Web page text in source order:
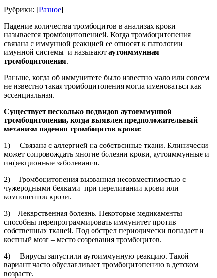
Рубрики: [Разное]
Падение количества тромбоцитов в анализах крови
называется тромбоцитопенией. Когда тромбоцитопения
связана с иммунной реакцией ее относят к патологии
имунной системы и называют аутоиммунная
тромбоцитопения.
Раньше, когда об иммунитете было известно мало или совсем
не известно такая тромбоцитопения могла именоваться как
эссенциальная.
Существует несколько подвидов аутоиммунной
тромбоцитопении, когда выявлен предположительный
механизм падения тромбоцитов крови:
1) Связана с аллергией на собственные ткани. Клинически
может сопровождать многие болезни крови, аутоиммунные и
инфекционные заболевания.
2) Тромбоцитопения вызванная несовместимостью с
чужеродными белками при переливании крови или
компонентов крови.
3) Лекарственная болезнь. Некоторые медикаменты
способны перепрограммировать иммунитет против
собственных тканей. Под обстрел периодически попадает и
костный мозг – место созревания тромбоцитов.
4) Вирусы запустили аутоиммунную реакцию. Такой
вариант часто обуславливает тромбоцитопению в детском
возрасте.